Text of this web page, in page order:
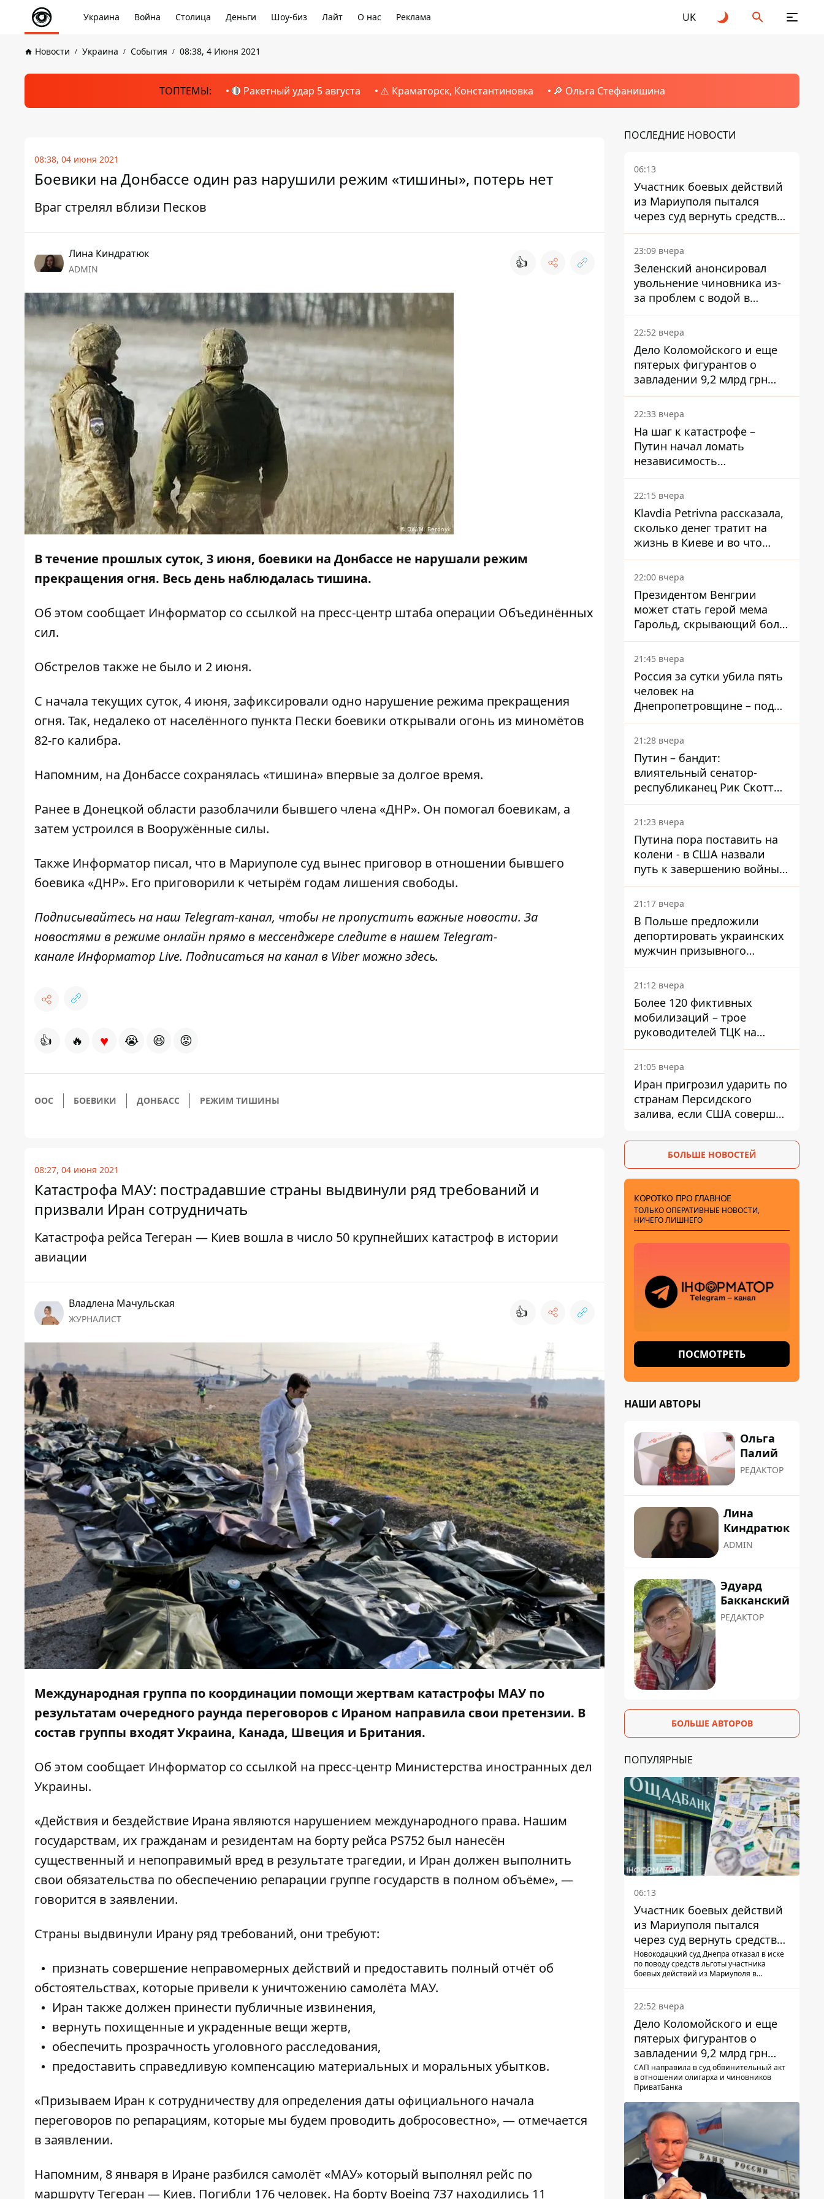
Украина Война Столица Деньги Шоу-биз Лайт О нас Реклама UK
Новости Украина События 08:38, 4 Июня 2021
ТОПТЕМЫ: 🔴 Ракетный удар 5 августа ⚠️ Краматорск, Константиновка 🔎 Ольга Стефанишина
08:38, 04 июня 2021
Боевики на Донбассе один раз нарушили режим «тишины», потерь нет
Враг стрелял вблизи Песков
Лина Киндратюк
ADMIN 👍
В течение прошлых суток, 3 июня, боевики на Донбассе не нарушали режим
прекращения огня. Весь день наблюдалась тишина.
Об этом сообщает Информатор со ссылкой на пресс-центр штаба операции Объединённых
сил.
Обстрелов также не было и 2 июня.
С начала текущих суток, 4 июня, зафиксировали одно нарушение режима прекращения
огня. Так, недалеко от населённого пункта Пески боевики открывали огонь из миномётов
82-го калибра.
Напомним, на Донбассе сохранялась «тишина» впервые за долгое время.
Ранее в Донецкой области разоблачили бывшего члена «ДНР». Он помогал боевикам, а
затем устроился в Вооружённые силы.
Также Информатор писал, что в Мариуполе суд вынес приговор в отношении бывшего
боевика «ДНР». Его приговорили к четырём годам лишения свободы.
Подписывайтесь на наш Telegram-канал, чтобы не пропустить важные новости. За
новостями в режиме онлайн прямо в мессенджере следите в нашем Telegram-
канале Информатор Live. Подписаться на канал в Viber можноздесь.
👍 🔥 ♥ 😭 😆 😡
ООС БОЕВИКИ ДОНБАСС РЕЖИМ ТИШИНЫ
08:27, 04 июня 2021
Катастрофа МАУ: пострадавшие страны выдвинули ряд требований и
призвали Иран сотрудничать
Катастрофа рейса Тегеран — Киев вошла в число 50 крупнейших катастроф в истории
авиации
Владлена Мачульская
ЖУРНАЛИСТ 👍
Международная группа по координации помощи жертвам катастрофы МАУ по
результатам очередного раунда переговоров с Ираном направила свои претензии. В
состав группы входят Украина, Канада, Швеция и Британия.
Об этом сообщает Информатор со ссылкой на пресс-центр Министерства иностранных дел
Украины.
«Действия и бездействие Ирана являются нарушением международного права. Нашим
государствам, их гражданам и резидентам на борту рейса PS752 был нанесён
существенный и непоправимый вред в результате трагедии, и Иран должен выполнить
свои обязательства по обеспечению репарации группе государств в полном объёме», —
говорится в заявлении.
Страны выдвинули Ирану ряд требований, они требуют:
признать совершение неправомерных действий и предоставить полный отчёт об
обстоятельствах, которые привели к уничтожению самолёта МАУ.
Иран также должен принести публичные извинения,
вернуть похищенные и украденные вещи жертв,
обеспечить прозрачность уголовного расследования,
предоставить справедливую компенсацию материальных и моральных убытков.
«Призываем Иран к сотрудничеству для определения даты официального начала
переговоров по репарациям, которые мы будем проводить добросовестно», — отмечается
в заявлении.
Напомним, 8 января в Иране разбился самолёт «МАУ» который выполнял рейс по
маршруту Тегеран — Киев. Погибли 176 человек. На борту Boeing 737 находились 11
ПОСЛЕДНИЕ НОВОСТИ
06:13
Участник боевых действий
из Мариуполя пытался
через суд вернуть средства
субсидии со счета в
Ощадбанке – каким было
решение
23:09 вчера
Зеленский анонсировал
увольнение чиновника из-
за проблем с водой в
Марганце
22:52 вчера
Дело Коломойского и еще
пятерых фигурантов о
завладении 9,2 млрд грн
ПриватБанка направили в
суд
22:33 вчера
На шаг к катастрофе –
Путин начал ломать
независимость
собственного Центробанка,
заставив снизить базовую
ставку
22:15 вчера
Klavdia Petrivna рассказала,
сколько денег тратит на
жизнь в Киеве и во что
вкладывает миллионы
22:00 вчера
Президентом Венгрии
может стать герой мема
Гарольд, скрывающий боль
– он возглавил народное
голосование
21:45 вчера
Россия за сутки убила пять
человек на
Днепропетровщине – под
ударами оказались пять
районов области
21:28 вчера
Путин – бандит:
влиятельный сенатор-
республиканец Рик Скотт
призвал Конгресс привлечь
РФ к ответственности за
войну в Украине
21:23 вчера
Путина пора поставить на
колени - в США назвали
путь к завершению войны -
National Security Journal
21:17 вчера
В Польше предложили
депортировать украинских
мужчин призывного
возраста - кого это может
затронуть
21:12 вчера
Более 120 фиктивных
мобилизаций – трое
руководителей ТЦК на
Волыни и Буковине
получили подозрения за
фейковые отчеты
21:05 вчера
Иран пригрозил ударить по
странам Персидского
залива, если США совершат
БОЛЬШЕ НОВОСТЕЙ
КОРОТКО ПРО ГЛАВНОЕ
ТОЛЬКО ОПЕРАТИВНЫЕ НОВОСТИ,
НИЧЕГО ЛИШНЕГО
ПОСМОТРЕТЬ
НАШИ АВТОРЫ
Ольга
Палий
РЕДАКТОР
Лина
Киндратюк
ADMIN
Эдуард
Бакканский
РЕДАКТОР
БОЛЬШЕ АВТОРОВ
ПОПУЛЯРНЫЕ
06:13
Участник боевых действий
из Мариуполя пытался
через суд вернуть средства
субсидии со счета в
Ощадбанке – каким было
Новокодацкий суд Днепра отказал в иске
по поводу средств льготы участника
боевых действий из Мариуполя в
22:52 вчера
Дело Коломойского и еще
пятерых фигурантов о
завладении 9,2 млрд грн
ПриватБанка направили в
суд
САП направила в суд обвинительный акт
в отношении олигарха и чиновников
ПриватБанка